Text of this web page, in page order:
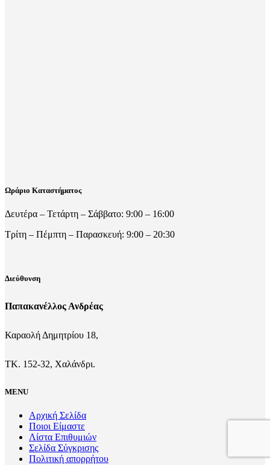
Ωράριο Καταστήματος
Δευτέρα – Τετάρτη – Σάββατο: 9:00 – 16:00
Τρίτη – Πέμπτη – Παρασκευή: 9:00 – 20:30
Διεύθυνση
Παπακανέλλος Ανδρέας
Καραολή Δημητρίου 18,
ΤΚ. 152-32, Χαλάνδρι.
MENU
Αρχική Σελίδα
Ποιοι Είμαστε
Λίστα Επιθυμιών
Σελίδα Σύγκρισης
Πολιτική απορρήτου